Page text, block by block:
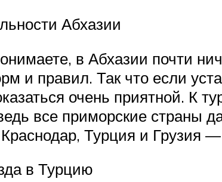
Абхазии
в Абхазии почти
и правил. Так что если
очень приятной. К
все приморские страны
Турция и Грузия
в Турцию